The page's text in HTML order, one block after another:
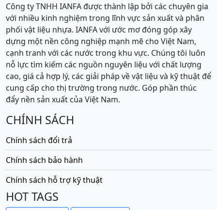
Công ty TNHH IANFA được thành lập bởi các chuyên gia
với nhiều kinh nghiệm trong lĩnh vực sản xuất và phân
phối vật liệu nhựa. IANFA với ước mơ đóng góp xây
dựng một nền công nghiệp mạnh mẽ cho Việt Nam,
cạnh tranh với các nước trong khu vực. Chúng tôi luôn
nỗ lực tìm kiếm các nguồn nguyên liệu với chất lượng
cao, giá cả hợp lý, các giải pháp về vật liệu và kỹ thuật để
cung cấp cho thị trường trong nước. Góp phần thúc
đẩy nền sản xuất của Việt Nam.
CHÍNH SÁCH
Chính sách đổi trả
Chính sách bảo hành
Chính sách hỗ trợ kỹ thuật
HOT TAGS